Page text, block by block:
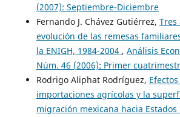
(2007): Septiembre-Diciembre
Fernando J. Chávez Gutiérrez, Tres
evolución de las remesas
la ENIGH, 1984-2004 , Análisis
Núm. 46 (2006): Primer
Rodrigo Aliphat Rodríguez,
importaciones agrícolas y la
migración mexicana hacia Estados